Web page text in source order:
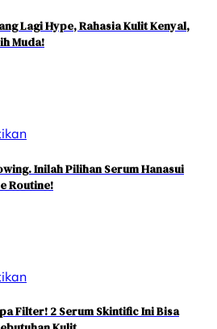
Lagi Hype, Rahasia Kulit Kenyal,
Muda!
Inilah Pilihan Serum Hanasui
Routine!
Filter! 2 Serum Skintific Ini Bisa